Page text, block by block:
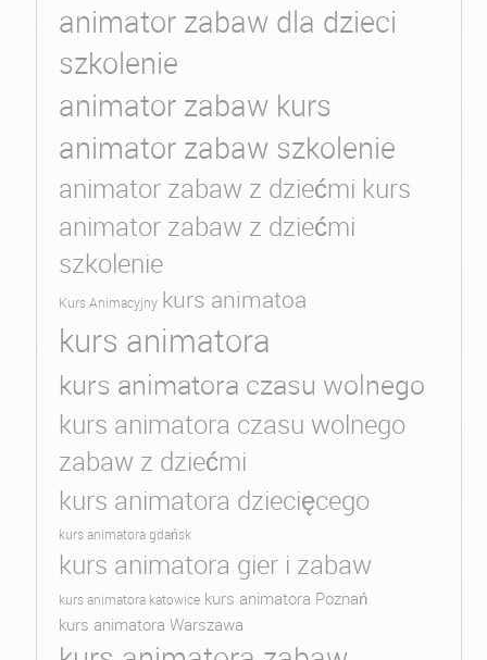
animator zabaw dla dzieci
szkolenie
animator zabaw kurs
animator zabaw szkolenie
animator zabaw z dziećmi kurs
animator zabaw z dziećmi
szkolenie
Kurs Animacyjny kurs animatoa
kurs animatora
kurs animatora czasu wolnego
kurs animatora czasu wolnego
zabaw z dziećmi
kurs animatora dziecięcego
kurs animatora gdańsk
kurs animatora gier i zabaw
kurs animatora katowice kurs animatora Poznań
kurs animatora Warszawa